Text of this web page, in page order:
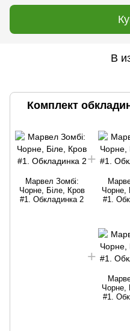
В
Комплект
Марвел Зомбі:
Чорне, Біле, Кров
#1. Обкладинка 2
Чорне,
#1.
Чорне,
#1.